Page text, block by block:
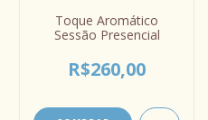
Toque Aromático
Sessão Presencial
R$260,00